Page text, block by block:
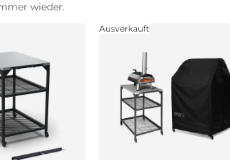
wieder.
Ausverkauft